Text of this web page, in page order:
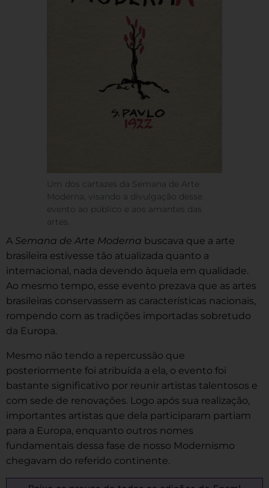
Um dos cartazes da Semana de Arte
Moderna, visando a divulgação desse
evento ao público e aos amantes das
artes.
A Semana de Arte Moderna buscava que a arte
brasileira estivesse tão atualizada quanto a
internacional, nada devendo àquela em qualidade.
Ao mesmo tempo, esse evento prezava que as artes
brasileiras conservassem as características nacionais,
rompendo com as tradições importadas sobretudo
da Europa.
Mesmo não tendo a repercussão que
posteriormente foi atribuída a ela, o evento foi
bastante significativo por reunir artistas talentosos e
com sede de renovações. Logo após sua realização,
importantes artistas que dela participaram partiam
para a Europa, enquanto outros nomes
fundamentais dessa fase de nosso Modernismo
chegavam do referido continente.